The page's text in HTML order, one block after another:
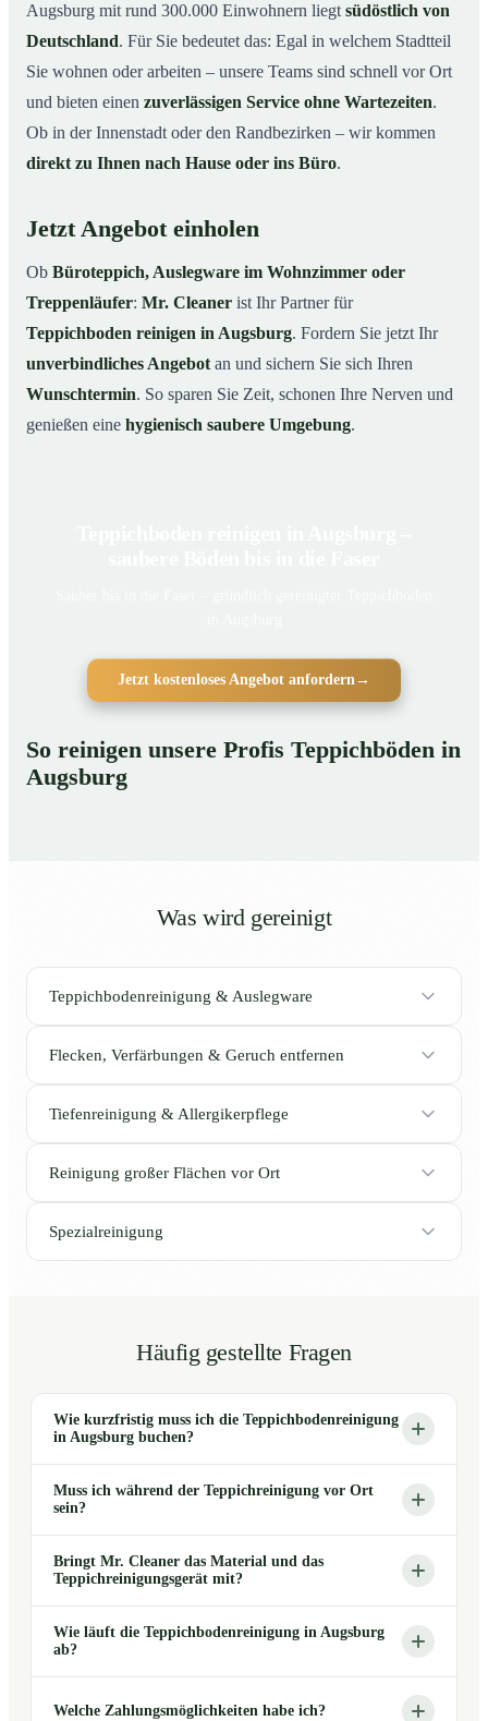
Augsburg mit rund 300.000 Einwohnern liegt südöstlich von
Deutschland. Für Sie bedeutet das: Egal in welchem Stadtteil
Sie wohnen oder arbeiten – unsere Teams sind schnell vor Ort
und bieten einen zuverlässigen Service ohne Wartezeiten.
Ob in der Innenstadt oder den Randbezirken – wir kommen
direkt zu Ihnen nach Hause oder ins Büro.
Jetzt Angebot einholen
Ob Büroteppich, Auslegware im Wohnzimmer oder
Treppenläufer: Mr. Cleaner ist Ihr Partner für
Teppichboden reinigen in Augsburg. Fordern Sie jetzt Ihr
unverbindliches Angebot an und sichern Sie sich Ihren
Wunschtermin. So sparen Sie Zeit, schonen Ihre Nerven und
genießen eine hygienisch saubere Umgebung.
Jetzt kostenloses Angebot anfordern→
So reinigen unsere Profis Teppichböden in
Augsburg
Was wird gereinigt
Teppichbodenreinigung & Auslegware
Flecken, Verfärbungen & Geruch entfernen
Tiefenreinigung & Allergikerpflege
Reinigung großer Flächen vor Ort
Spezialreinigung
Häufig gestellte Fragen
Wie kurzfristig muss ich die Teppichbodenreinigung
in Augsburg buchen?
Muss ich während der Teppichreinigung vor Ort
sein?
Bringt Mr. Cleaner das Material und das
Teppichreinigungsgerät mit?
Wie läuft die Teppichbodenreinigung in Augsburg
ab?
Welche Zahlungsmöglichkeiten habe ich?